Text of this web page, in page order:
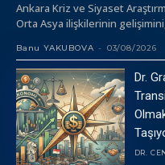
Ankara Kriz ve Siyaset
Orta Asya ilişkilerinin
Banu YAKUBOVA - 03/08/2026
Dr.
DR.